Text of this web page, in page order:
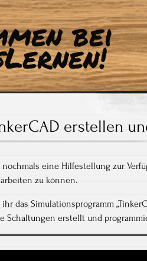
bei
erstellen
eine Hilfestellung zur
zu können.
das Simulationsprogramm
Schaltungen erstellt und